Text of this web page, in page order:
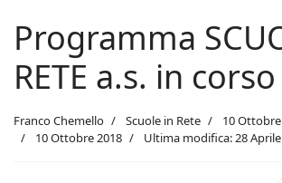
Programma
RETE a.s. in corso
Franco Chemello Scuole in Rete
10
10 Ottobre 2018
Ultima modifica: 28